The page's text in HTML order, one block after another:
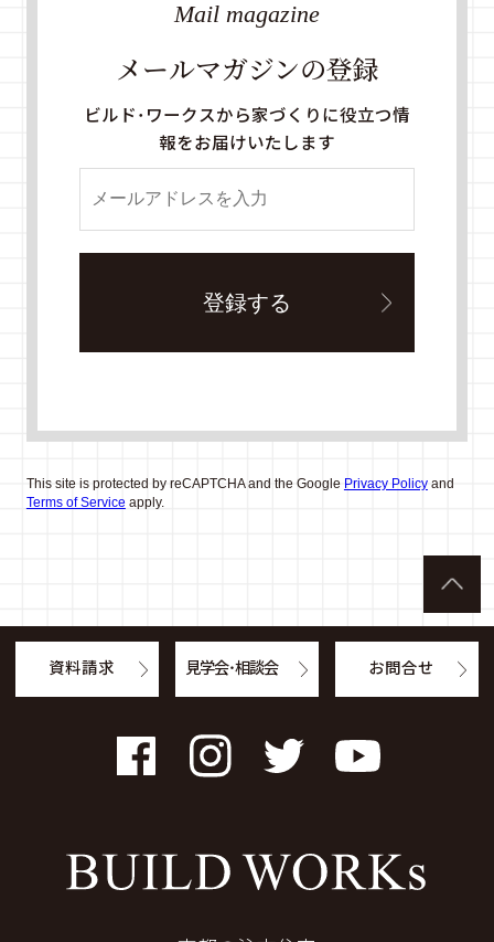
メールマガジンの登録
Mail magazine
ビルド・ワークスから家づくりに役立つ情
報をお届けいたします
This site is protected by reCAPTCHA and the Google Privacy Policyand
Terms of Service apply.
FacebookInstagramTwitter YouTube
資料請求 見学会・相談会 お問合せ